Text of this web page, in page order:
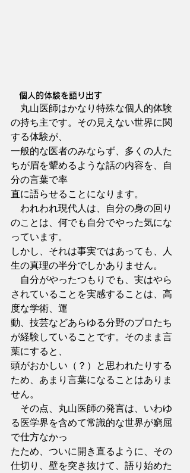
個人的体験を語り出す
丸山医師はかなり特殊な個人的体験
の持ち主です。その見えない世界に関
する体験が、
一般的な医者のみならず、多くの人た
ちが眉を顰めるような話の内容を、自
分の言葉で率
直に語らせることになります。
われわれ現代人は、自分の身の回り
のことは、何でも自分でやった気にな
っています。
しかし、それは事実ではあっても、人
生の真理の半分でしかありません。
自分がやったつもりでも、実はやら
されていることを実感することは、高
度な学術、運
動、技芸などあらゆる分野のプロたち
が経験していることです。そのまま言
葉にすると、
頭がおかしい（？）と思われたりする
ため、あまり言葉になることはありま
せん。
その点、丸山医師の発言は、いわゆ
る医学界を含めて常識的な世界が窮屈
で仕方なかっ
たため、ついに開き直るように、その
仕切り、壁を突き抜けて、語り始めた